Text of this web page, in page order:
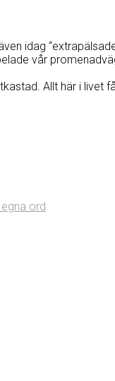
idag
vår
Allt här i livet
ord